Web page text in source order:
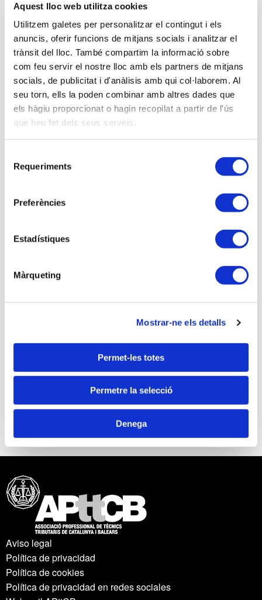
Aquest lloc web utilitza cookies
Utilitzem galetes per personalitzar el contingut i els
anuncis, oferir funcions de mitjans socials i analitzar el
trànsit del lloc. També compartim la informació sobre
com feu servir el nostre lloc amb els partners de mitjans
socials, de publicitat i d'anàlisis amb qui col·laborem. Al
seu torn, ells la poden combinar amb altres dades que
els hàgiu proporcionat o hagin recopilat a partir de l'ús
que heu fet dels seus serveis.
Requeriments
Preferències
Estadístiques
Màrqueting
Mostrar-ne els detalls
Permet-les totes
Permetre la selecció
Denega
Mallorca:Jaume Borràs Quintana
Menorca:Joan Cerdà Pons (Interventor)
Tarragona:Josep Marsal Barberà
VOCALES
Marta Alcega Poza
Marta Berlanga Peiró
Alexandre Boquera Colome (Tarragona)
Gloria Millán García
Juan Antonio Santos Ramírez
Joan Viaña Torrentó (Lleida)
Aviso legal
Política de privacidad
Política de cookies
Política de privacidad en redes sociales